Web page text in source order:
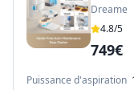
Dreame
4.8/5
749€
Puissance d'aspiration